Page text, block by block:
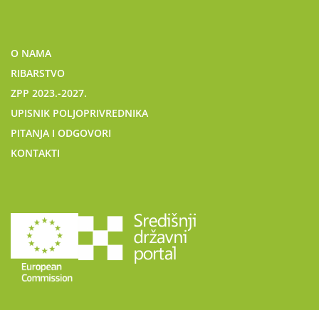
O NAMA
RIBARSTVO
ZPP 2023.-2027.
UPISNIK POLJOPRIVREDNIKA
PITANJA I ODGOVORI
KONTAKTI